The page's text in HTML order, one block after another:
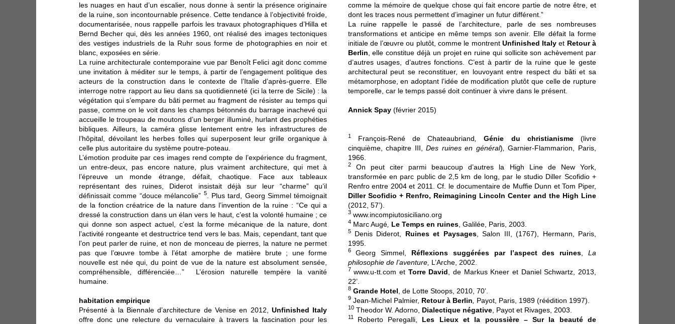
les nuages en haut d’un escalier, nous donne à sentir la présence originaire
de la ruine, son incontournable présence. Cette tendance à l’objectivité froide,
documentarisée, nous rappelle parfois les travaux photographiques d’Hilla et
Bernd Becher qui, dès les années 1960, ont réalisé des images tectoniques
des vestiges industriels de la Ruhr sous forme de photographies en noir et
blanc, exposées en série.
La ruine architecturale contemporaine vue par Benoît Felici agit donc comme
une invitation à méditer sur le temps, à partir de l’engagement politique des
acteurs de la construction dans le contexte de l’Italie d’après-guerre. Elle
interroge notre rapport au lieu dans sa quotidienneté (ici la terre de Sicile) : la
végétation qui s’empare du bâti permet au fragment de résister au temps qui
passe, comme on le voit dans les champs bétonnés du barrage inachevé qui
accueille le troupeau de moutons d’un berger illuminé, hurlant des prophéties
bibliques. Ailleurs, la caméra glisse lentement entre les infrastructures de
l’hôpital, dévoilant les herbes folles qui superposent leur grille organique à
celle plus autoritaire du système poutre-poteau.
L’émotion produite par ces images rend compte de l’expérience du fragment,
un entre-deux, pas encore nature, plus vraiment architecture, qui met à
l’épreuve un monde étrange, défait, chaotique. Face aux tableaux
représentant des ruines, Diderot insistait déjà sur leur “charme” qu’il
définissait comme “douce mélancolie” 5. Plus tard, Georg Simmel témoignait
de la fonction créatrice de la nature dans l’invention de la ruine : “Ce qui a
dressé la construction dans un élan vers le haut, c’est la volonté humaine ; ce
qui donne son aspect actuel, c’est la forme mécanique de la nature, dont
l’activité rongeante et destructrice tend vers le bas. Mais, cependant, tant que
l’on peut parler de ruine, et non de monceau de pierres, la nature ne permet
pas que l’œuvre tombe à l’état amorphe de matière brute ; une forme
nouvelle est née qui, du point de vue de la nature est absolument sensée,
compréhensible, différenciée…” L’érosion naturelle tempère la vanité
humaine.
habitation empirique
Présenté à la Biennale d’architecture de Venise en 2012,Unfinished Italy
offre donc une relecture du vernaculaire à travers la fascination pour les
comme la mémoire de quelque chose qui fait encore partie de notre être, et
dont les traces nous permettent d’imaginer un futur différent.”
La ruine rappelle le passé de l’architecture, parle de ses nombreuses
transformations et anticipe en même temps son avenir. Elle défait la forme
initiale de l’œuvre ou plutôt, comme le montrent Unfinished Italy et Retour à
Berlin , elle constitue déjà un projet en ruine qui sollicite son achèvement par
d’autres usages, d’autres fonctions. C’est à partir de la ruine que le geste
architectural peut se reconstituer, en louvoyant entre respect du bâti et sa
métamorphose, en adoptant l’idée de modification plutôt que celle de rupture
temporelle, car le temps passé doit continuer à vivre dans le présent.
Annick Spay (février 2015)
1 François-René de Chateaubriand ,Génie du christianisme(livre
cinquième, chapitre III,Des ruines en général)
Garnier-Flammarion, Paris,
1966.
2On peut citer parmi beaucoup d’autres la High Line de New York,
transformée en parc public de 2,5 km de long, par le studio Diller Scofidio +
Renfro entre 2004 et 2011. Cf. le documentaire de Muffie Dunn et Tom Piper,
Diller Scofidio + Renfro, Reimagining Lincoln Center and the High Line
(2012, 57’).
3 www.incompiutosiciliano.org
4Marc Augé, Le Temps en ruines, Galilée, Paris, 2003.
5Denis Diderot, Ruines et Paysages, Salon III, (1767), Hermann, Paris,
1995.
6Georg Simmel, Réflexions suggérées par l’aspect des ruines ,La
philosophie de l’aventure, L’Arche, 2002.
7 www.u-tt.com et Torre David , de Markus Kneer et Daniel Schwartz, 2013,
22’.
8 Grande Hotel , de Lotte Stoops, 2010, 70’.
9Jean-Michel Palmier, Retour à Berlin Payot, Paris, 1989 (réédition 1997).
10Theodor W. Adorno, Dialectique négative, Payot et Rivages, 2003.
11 Roberto Peregalli, Les Lieux et la poussière – Sur la beauté de